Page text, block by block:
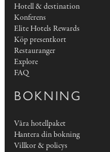
Hotell & destination
Konferens
Elite Hotels Rewards
Köp presentkort
Restauranger
Explore
FAQ
BOKNING
Våra hotellpaket
Hantera din bokning
Villkor & policys